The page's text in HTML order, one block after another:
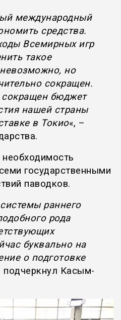
международный
средства.
Всемирных игр
такое
но
сокращен.
сокращен бюджет
нашей страны
в Токио«, –
государственными
паводков.
раннего
рода
буквально на
о подготовке
подчеркнул Касым-